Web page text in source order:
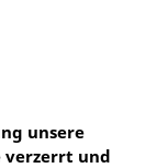
unsere
verzerrt und